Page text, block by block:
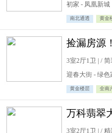
初家 - 凤凰新城
南北通透 黄金
3室2厅1卫 | /
迎春大街 - 绿色
黄金楼层 全南
3室2厅1卫 | /